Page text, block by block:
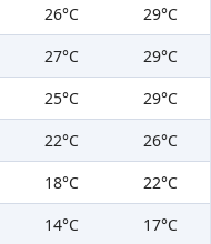
26°C
29°C
27°C
29°C
25°C
29°C
22°C
26°C
18°C
22°C
14°C 17°C